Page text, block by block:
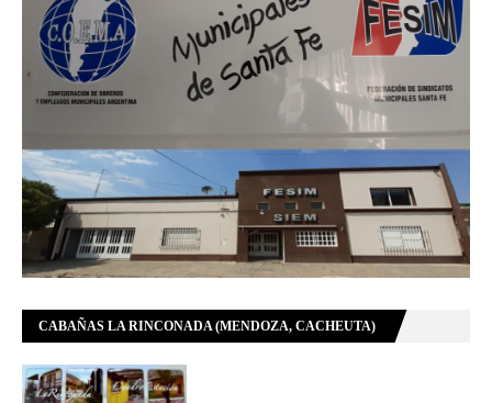
CABAÑAS LA RINCONADA (MENDOZA, CACHEUTA)